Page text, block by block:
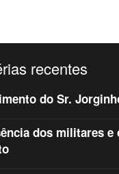
recentes
do Sr.
dos militares e